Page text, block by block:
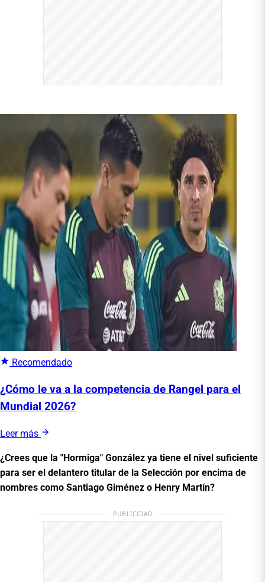
Recomendado
¿Cómo le va a la competencia de Rangel para el
Mundial 2026?
Leer más
¿Crees que la "Hormiga" González ya tiene el nivel suficiente
para ser el delantero titular de la Selección por encima de
nombres como Santiago Giménez o Henry Martín?
PUBLICIDAD